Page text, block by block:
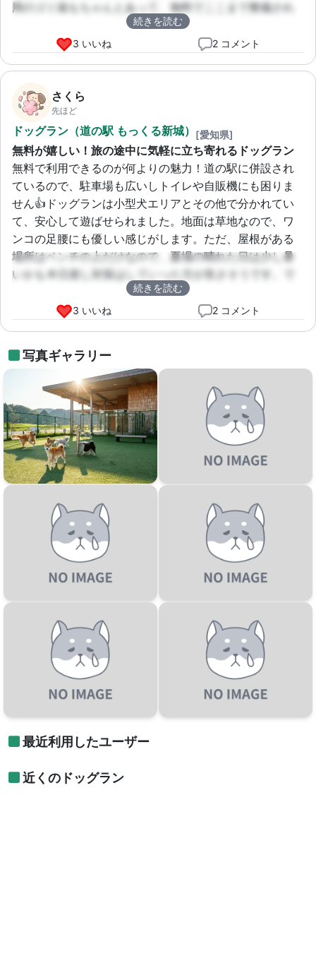
用のゴミ箱もちゃんとあって、無料でここまで整備され
ているのは素晴らしいと思います。お友達ワンコもたく
さん来るので、 socialなうちの子には最高の遊び場で
続きを読む
3 いいね
2 コメント
さくら
先ほど
ドッグラン（道の駅 もっくる新城） [愛知県]
無料が嬉しい！旅の途中に気軽に立ち寄れるドッグラン
無料で利用できるのが何よりの魅力！道の駅に併設され
ているので、駐車場も広いしトイレや自販機にも困りま
せん👍ドッグランは小型犬エリアとその他で分かれてい
て、安心して遊ばせられました。地面は草地なので、ワ
ンコの足腰にも優しい感じがします。ただ、屋根がある
場所はベンチの上だけなので、夏場の晴れた日は少し暑
いかも☀️日差し対策はしていった方が良さそうです。で
も、ドライブの合間にサッと寄って愛犬をリフレッシュ
させられる貴重な場所です！
続きを読む
3 いいね
2 コメント
写真ギャラリー
最近利用したユーザー
近くのドッグラン